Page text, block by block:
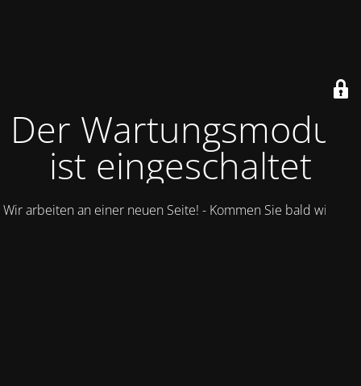
Der Wartungsmodus
ist eingeschaltet
Wir arbeiten an einer neuen Seite! - Kommen Sie bald wieder.